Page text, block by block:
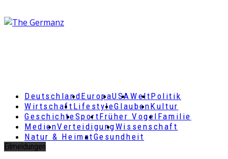
DeutschlandEuropaUSAWeltPolitik
Wirtschaft LifestyleGlaubenKultur
GeschichteSportFrüher Vogel Familie
MedienVerteidigungWissenschaft
Natur & HeimatGesundheit
Eilmeldungen